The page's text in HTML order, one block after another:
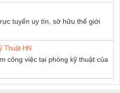
tuyến uy tín, sở hữu thế giới
Thuật-HN
công việc tại phòng kỹ thuật của